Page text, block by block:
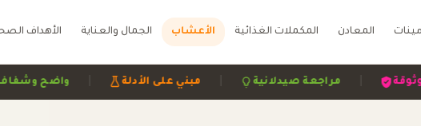
المعادن المكملات الغذائية الأعشاب الجمال والعناية الأهداف
| مبني على الأدلة | مراجعة صيدلانية | مصادر موثوقة |